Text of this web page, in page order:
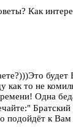
Как
как то не
Одна
подойдёт к